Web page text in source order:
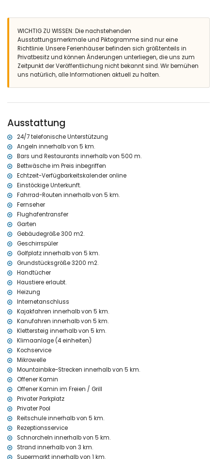
Haartrockner
Badezimmer mit Einzelwaschbecken, Badewanne/Dusche-
Kombination, Toilette und Haartrockner
Außenbereich der Villa
Großes und eingezäuntes Grundstück
Privater Pool mit den Maßen 12m x 6m und 2m Tiefe
Sonnenliegen
Grill
Sitzbereich im Freien und Essbereich im Freien
4 private überdachte Parkplätze
Weitere Informationen
Nächster Ort: Xàbia (innerhalb von 2 Kilometern von der Villa)
Nächstes Ufer oder Küste: Mittelmeer, Xàbia (innerhalb von 3
Kilometern von der Villa)
Nächster Strand: La Grava, Xàbia (innerhalb von 3 Kilometern von
Nächster Hafen: Aduanas del Mar (innerhalb von 4 Kilometern von
der Villa)
Nächster Park: Montgó, Xàbia (innerhalb von 2 Kilometern von der
Villa)
Nächster Flughafen: Alicante (innerhalb von 100 Kilometern von der
Villa)
Zweitnächster Flughafen: Valencia (> 100 Kilometer)
Haustiere erlaubt
Die Unterkunft eignet sich sehr gut für Familien mit Kindern
Einrichtungen und Dienstleistungen, die im Mietpreis der Villa
enthalten sind
Internet (WiFi)
Bügeleisen und Bügelbrett
Bettwäsche und Handtücher
Empfangsdienst und 24-Stunden-Notdienst
Warmluftheizung und Klimaanlage
Einrichtungen und Dienstleistungen gegen Aufpreis
Flughafentransfer
Kochservice
Zustellbett und Kinderbett (auf Anfrage)
Unterhaltungs- und Freizeitaktivitäten für Ihren Urlaub in
Xàbia, Costa Blanca
Diskothek, Bar und Promenade (Paseo Marítimo) (innerhalb von 5
Kilometern vom Haus)
WICHTIG ZU WISSEN: Die nachstehenden
Ausstattungsmerkmale und Piktogramme sind nur eine
Richtlinie. Unsere Ferienhäuser befinden sich größtenteils in
Privatbesitz und können Änderungen unterliegen, die uns zum
Zeitpunkt der Veröffentlichung nicht bekannt sind. Wir bemühen
uns natürlich, alle Informationen aktuell zu halten.
Ausstattung
24/7 telefonische Unterstützung
Angeln innerhalb von 5 km.
Bars und Restaurants innerhalb von 500 m.
Bettwäsche im Preis inbegriffen
Echtzeit-Verfügbarkeitskalender online
Einstöckige Unterkunft.
Fahrrad-Routen innerhalb von 5 km.
Fernseher
Flughafentransfer
Garten
Gebäudegröße 300 m2.
Geschirrspüler
Golfplatz innerhalb von 5 km.
Grundstücksgröße 3200 m2.
Handtücher
Haustiere erlaubt.
Heizung
Internetanschluss
Kajakfahren innerhalb von 5 km.
Kanufahren innerhalb von 5 km.
Klettersteig innerhalb von 5 km.
Klimaanlage (4 einheiten)
Kochservice
Mikrowelle
Mountainbike-Strecken innerhalb von 5 km.
Offener Kamin
Offener Kamin im Freien / Grill
Privater Parkplatz
Privater Pool
Reitschule innerhalb von 5 km.
Rezeptionsservice
Schnorcheln innerhalb von 5 km.
Strand innerhalb von 3 km.
Supermarkt innerhalb von 1 km.